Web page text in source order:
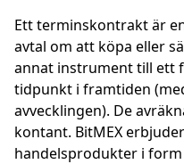
Ettterminskontraktär
avtal om att köpa eller
annat instrument till ett
tidpunkt i framtiden
avvecklingen). De
kontant. BitMEX
handelsprodukter i